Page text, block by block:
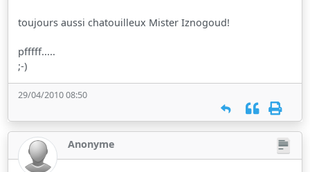
toujours aussi chatouilleux Mister Iznogoud!
pfffff.....
;-)
29/04/2010 08:50
Anonyme